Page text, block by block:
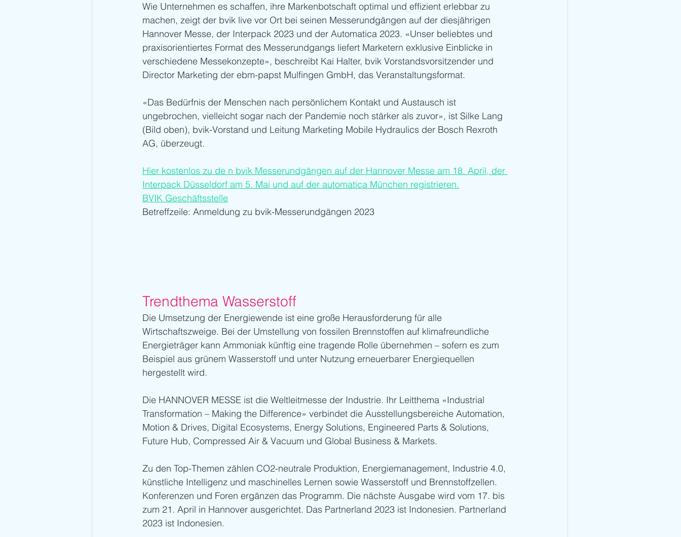
Wie Unternehmen es schaffen, ihre Markenbotschaft optimal und effizient erlebbar zu
machen, zeigt der bvik live vor Ort bei seinen Messerundgängen auf der diesjährigen
Hannover Messe, der Interpack 2023 und der Automatica 2023. «Unser beliebtes und
praxisorientiertes Format des Messerundgangs liefert Marketern exklusive Einblicke in
verschiedene Messekonzepte», beschreibt Kai Halter, bvik Vorstandsvorsitzender und
Director Marketing der ebm-papst Mulfingen GmbH, das Veranstaltungsformat.
«Das Bedürfnis der Menschen nach persönlichem Kontakt und Austausch ist
ungebrochen, vielleicht sogar nach der Pandemie noch stärker als zuvor», ist Silke Lang
(Bild oben), bvik-Vorstand und Leitung Marketing Mobile Hydraulics der Bosch Rexroth
AG, überzeugt.
Hier kostenlos zu de n bvik Messerundgängen auf der Hannover Messe am 18. April, der
Interpack Düsseldorf am 5. Mai und auf der automatica München registrieren.
BVIK Geschäftsstelle
Betreffzeile: Anmeldung zu bvik-Messerundgängen 2023
Trendthema Wasserstoff
Die Umsetzung der Energiewende ist eine große Herausforderung für alle
Wirtschaftszweige. Bei der Umstellung von fossilen Brennstoffen auf klimafreundliche
Energieträger kann Ammoniak künftig eine tragende Rolle übernehmen – sofern es zum
Beispiel aus grünem Wasserstoff und unter Nutzung erneuerbarer Energiequellen
hergestellt wird.
Die HANNOVER MESSE ist die Weltleitmesse der Industrie. Ihr Leitthema «Industrial
Transformation – Making the Difference» verbindet die Ausstellungsbereiche Automation,
Motion & Drives, Digital Ecosystems, Energy Solutions, Engineered Parts & Solutions,
Future Hub, Compressed Air & Vacuum und Global Business & Markets.
Zu den Top-Themen zählen CO2-neutrale Produktion, Energiemanagement, Industrie 4.0,
künstliche Intelligenz und maschinelles Lernen sowie Wasserstoff und Brennstoffzellen.
Konferenzen und Foren ergänzen das Programm. Die nächste Ausgabe wird vom 17. bis
zum 21. April in Hannover ausgerichtet. Das Partnerland 2023 ist Indonesien. Partnerland
2023 ist Indonesien.